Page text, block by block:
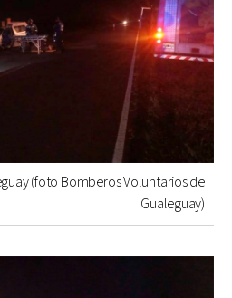
(foto Bomberos Voluntarios de
Gualeguay)